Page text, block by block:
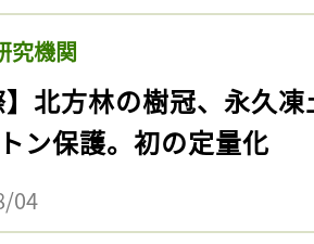
究機関
】北方林の樹冠、永久
ン保護。初の定量化
04